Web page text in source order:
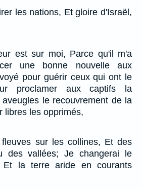
les nations, Et gloire d'Israël,
est sur moi, Parce qu'il m'a
une bonne nouvelle aux
pour guérir ceux qui ont le
proclamer aux captifs la
le recouvrement de la
libres les opprimés,
sur les collines, Et des
des vallées; Je changerai le
Et la terre aride en courants